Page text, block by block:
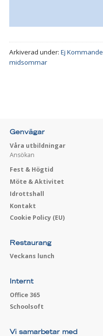
Arkiverad under:Ej Kommande
midsommar
Genvägar
Våra utbildningar
Ansökan
Fest & Högtid
Möte & Aktivitet
Idrottshall
Kontakt
Cookie Policy (EU)
Restaurang
Veckans lunch
Internt
Office 365
Schoolsoft
Vi samarbetar med